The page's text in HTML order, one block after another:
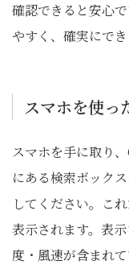
確認できると安心
やすく、確実にでき
スマホを使っ
スマホを手に取り
にある検索ボック
してください。こ
表示されます。表
度・風速が含まれて